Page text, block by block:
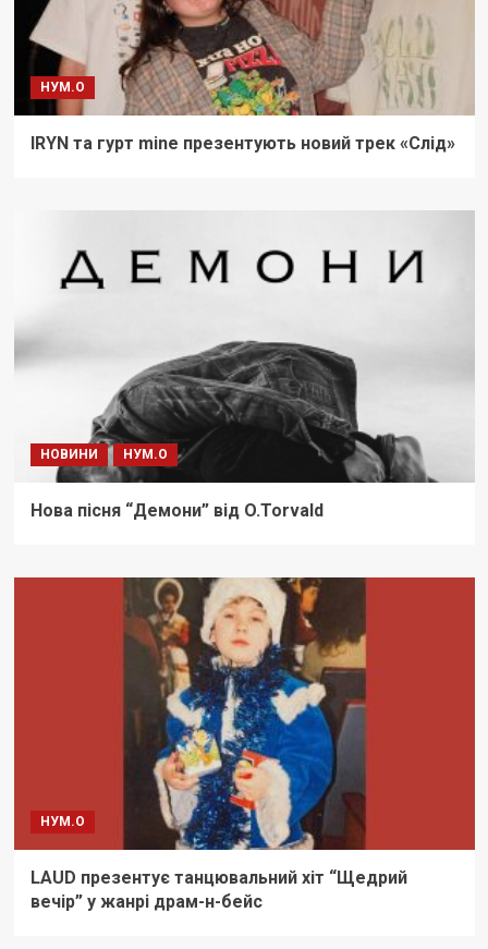
НУМ.О
IRYN та гурт mine презентують новий трек «Слід»
НОВИНИ НУМ.О
Нова пісня “Демони” від O.Torvald
НУМ.О
LAUD презентує танцювальний хіт “Щедрий
вечір” у жанрі драм-н-бейс